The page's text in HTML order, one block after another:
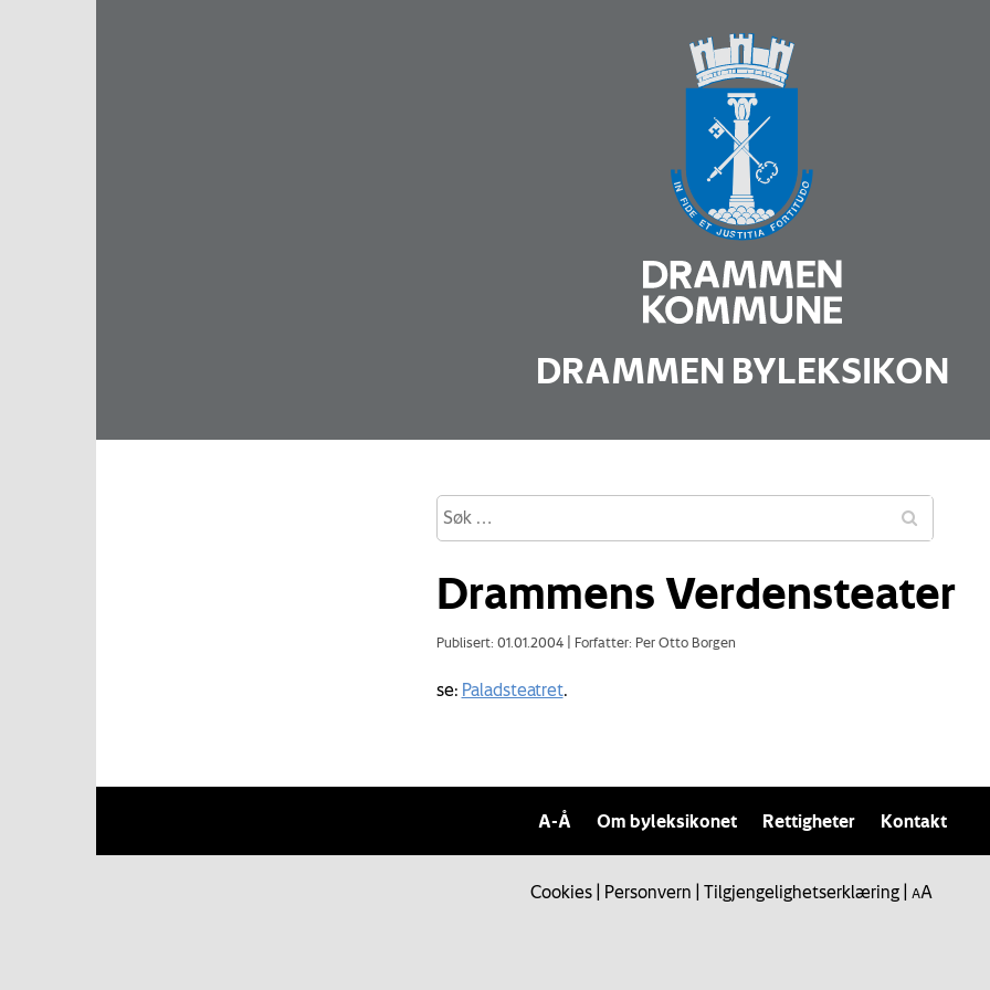
DRAMMEN BYLEKSIKON
Drammens Verdensteater
Publisert: 01.01.2004 Forfatter: Per Otto Borgen
se: Paladsteatret.
A-Å Om byleksikonet Rettigheter Kontakt
Cookies Personvern Tilgjengelighetserklæring AA